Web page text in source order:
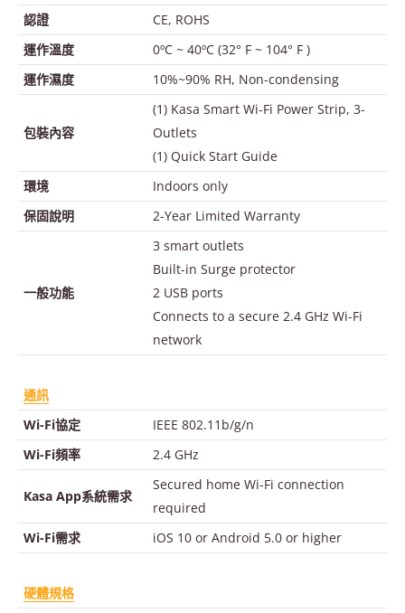
認證
CE, ROHS
運作溫度
0ºC ~ 40ºC (32° F ~ 104° F )
運作濕度
10%~90% RH, Non-condensing
包裝內容
(1) Kasa Smart Wi-Fi Power Strip, 3-
Outlets
(1) Quick Start Guide
環境
Indoors only
保固說明
2-Year Limited Warranty
一般功能
3 smart outlets
Built-in Surge protector
2 USB ports
Connects to a secure 2.4 GHz Wi-Fi
network
通訊
Wi-Fi協定
IEEE 802.11b/g/n
Wi-Fi頻率
2.4 GHz
Kasa App系統需求
Secured home Wi-Fi connection
required
Wi-Fi需求
iOS 10 or Android 5.0 or higher
硬體規格